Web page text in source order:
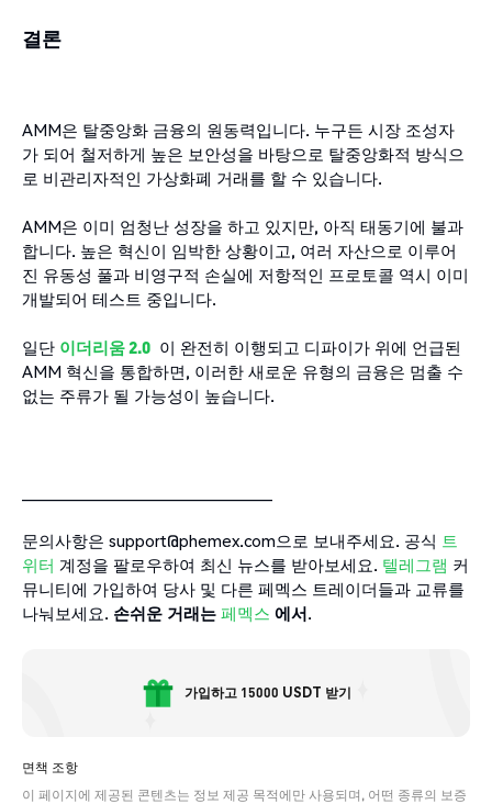
결론
AMM은 탈중앙화 금융의 원동력입니다. 누구든 시장 조성자
가 되어 철저하게 높은 보안성을 바탕으로 탈중앙화적 방식으
로 비관리자적인 가상화폐 거래를 할 수 있습니다.
AMM은 이미 엄청난 성장을 하고 있지만, 아직 태동기에 불과
합니다. 높은 혁신이 임박한 상황이고, 여러 자산으로 이루어
진 유동성 풀과 비영구적 손실에 저항적인 프로토콜 역시 이미
개발되어 테스트 중입니다.
일단 이더리움2.0 이 완전히 이행되고 디파이가 위에 언급된
AMM 혁신을 통합하면, 이러한 새로운 유형의 금융은 멈출 수
없는 주류가 될 가능성이 높습니다.
문의사항은 support@phemex.com으로 보내주세요. 공식 트
위터 계정을 팔로우하여 최신 뉴스를 받아보세요. 텔레그램 커
뮤니티에 가입하여 당사 및 다른 페멕스 트레이더들과 교류를
나눠보세요. 손쉬운 거래는 페멕스 에서.
가입하고 15000 USDT 받기
면책 조항
이 페이지에 제공된 콘텐츠는 정보 제공 목적에만 사용되며, 어떤 종류의 보증